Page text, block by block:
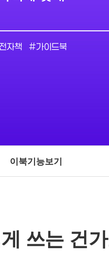
자책 #가이드북
이북기능보기
쓰는 건